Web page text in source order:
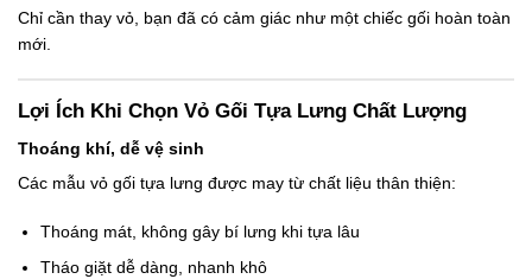
Chỉ cần thay vỏ, bạn đã có cảm giác như một chiếc gối hoàn toàn
mới.
Lợi Ích Khi Chọn Vỏ Gối Tựa Lưng Chất Lượng
Thoáng khí, dễ vệ sinh
Các mẫu vỏ gối tựa lưng được may từ chất liệu thân thiện:
Thoáng mát, không gây bí lưng khi tựa lâu
Tháo giặt dễ dàng, nhanh khô